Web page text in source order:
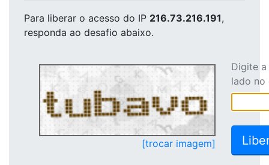
Para liberar o acesso do IP 216.73.216.191,
responda ao desafio abaixo.
[trocar imagem]
Digite
lado no